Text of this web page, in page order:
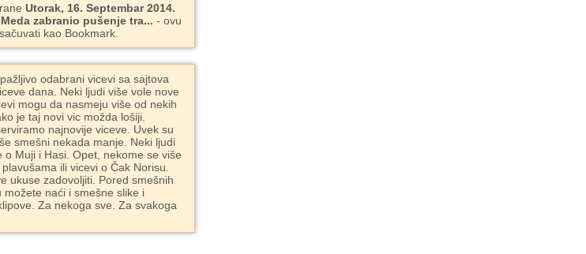
Utorak, 16. Septembar 2014.
zabranio pušenje tra... - ovu
kao Bookmark.
odabrani vicevi sa sajtova
dana. Neki ljudi više vole nove
mogu da nasmeju više od nekih
je taj novi vic možda lošiji.
najnovije viceve. Uvek su
smešni nekada manje. Neki ljudi
o Muji i Hasi. Opet, nekome se više
ili vicevi o Čak Norisu.
ukuse zadovoljiti. Pored smešnih
možete naći i smešne slike i
Za nekoga sve. Za svakoga